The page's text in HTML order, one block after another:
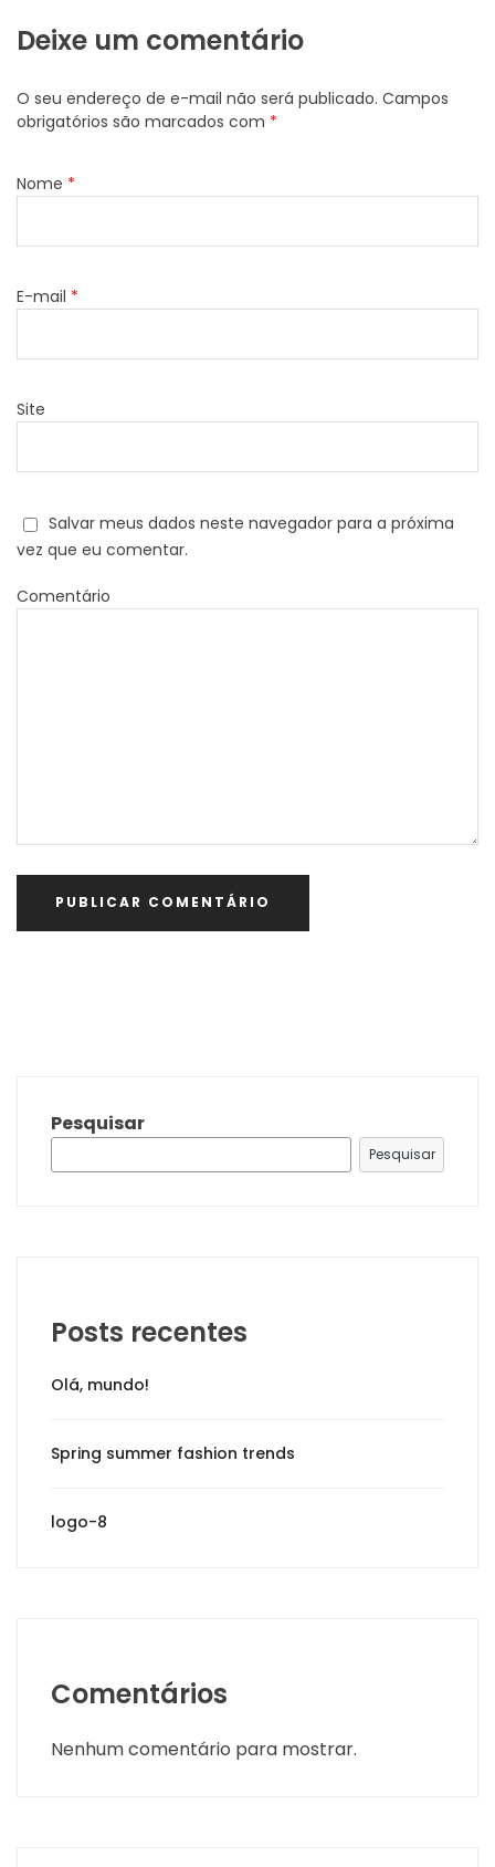
Deixe um comentário
O seu endereço de e-mail não será publicado. Campos
obrigatórios são marcados com *
Nome *
E-mail *
Site
Salvar meus dados neste navegador para a próxima
vez que eu comentar.
Comentário
Pesquisar
Pesquisar
Posts recentes
Olá, mundo!
Spring summer fashion trends
logo-8
Comentários
Nenhum comentário para mostrar.